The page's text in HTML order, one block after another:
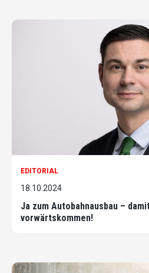
EDITORIAL
18.10.2024
Ja zum Autobahnausbau –
vorwärtskommen!